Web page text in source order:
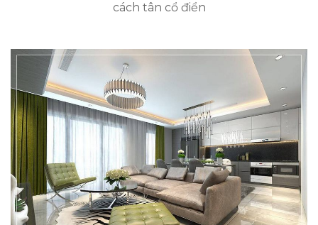
cách tân cổ điển